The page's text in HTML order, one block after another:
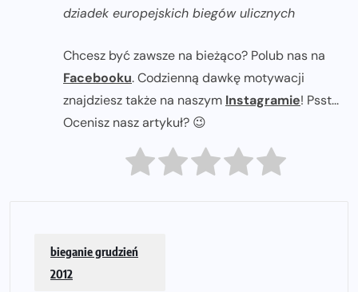
dziadek europejskich biegów ulicznych
Chcesz być zawsze na bieżąco? Polub nas na
Facebooku. Codzienną dawkę motywacji
znajdziesz także na naszym Instagramie! Psst...
Ocenisz nasz artykuł? 😉
bieganie grudzień
2012